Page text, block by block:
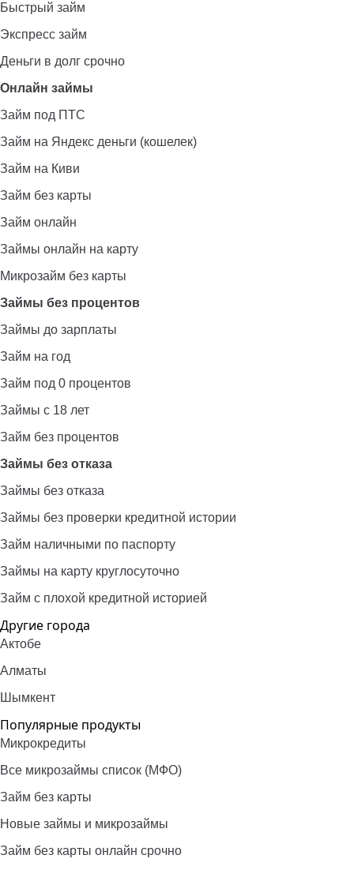
Быстрый займ
Экспресс займ
Деньги в долг срочно
Онлайн займы
Займ под ПТС
Займ на Яндекс деньги (кошелек)
Займ на Киви
Займ без карты
Займ онлайн
Займы онлайн на карту
Микрозайм без карты
Займы без процентов
Займы до зарплаты
Займ на год
Займ под 0 процентов
Займы с 18 лет
Займ без процентов
Займы без отказа
Займы без отказа
Займы без проверки кредитной истории
Займ наличными по паспорту
Займы на карту круглосуточно
Займ с плохой кредитной историей
Другие города
Актобе
Алматы
Шымкент
Популярные продукты
Микрокредиты
Все микрозаймы список (МФО)
Займ без карты
Новые займы и микрозаймы
Займ без карты онлайн срочно